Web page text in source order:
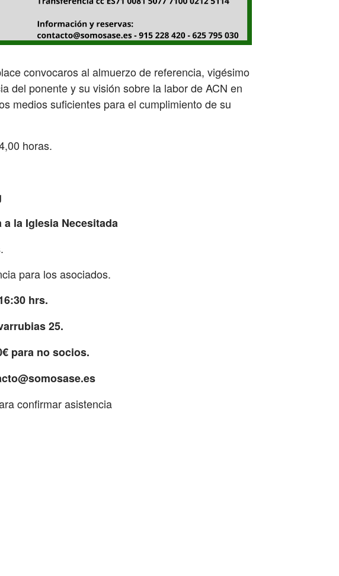
convocaros al almuerzo de referencia, vigésimo
del ponente y su visión sobre la labor de ACN en
medios suficientes para el cumplimiento de su
horas.
la Iglesia Necesitada
para los asociados.
hrs.
25.
para no socios.
confirmar asistencia